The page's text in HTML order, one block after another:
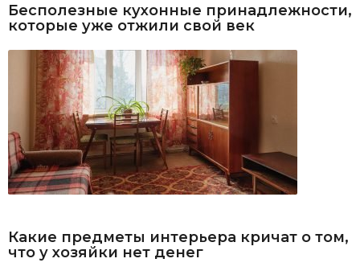
Бесполезные кухонные принадлежности,
которые уже отжили свой век
Какие предметы интерьера кричат о том,
что у хозяйки нет денег